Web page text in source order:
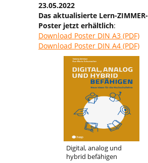
23.05.2022
Das aktualisierte Lern-ZIMMER-
Poster jetzt erhältlich:
Download Poster DIN A3 (PDF)
Download Poster DIN A4 (PDF)
Digital, analog und
hybrid befähigen